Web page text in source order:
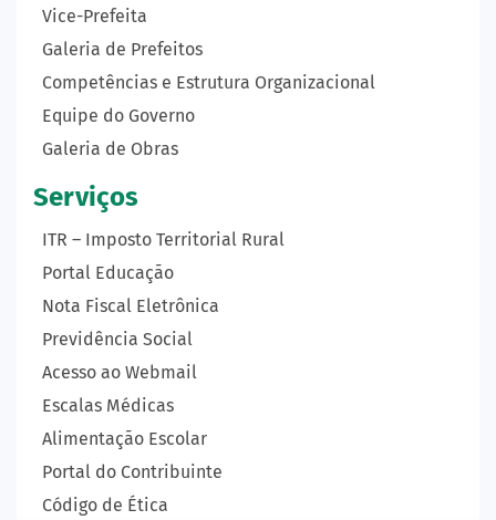
Vice-Prefeita
Galeria de Prefeitos
Competências e Estrutura Organizacional
Equipe do Governo
Galeria de Obras
Serviços
ITR – Imposto Territorial Rural
Portal Educação
Nota Fiscal Eletrônica
Previdência Social
Acesso ao Webmail
Escalas Médicas
Alimentação Escolar
Portal do Contribuinte
Código de Ética